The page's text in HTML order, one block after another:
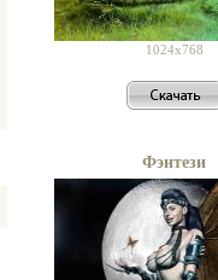
1024x768
Фэнтези